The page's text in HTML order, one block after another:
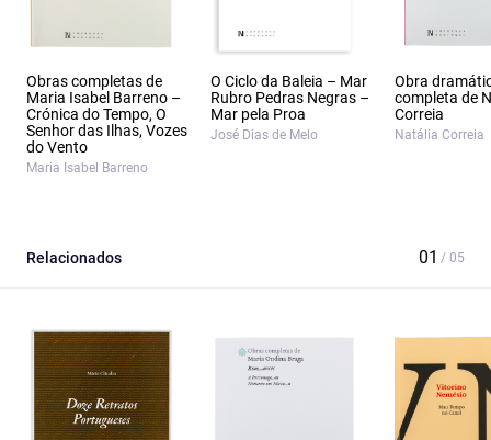
Obras completas de
Maria Isabel Barreno –
Crónica do Tempo, O
Senhor das Ilhas, Vozes
do Vento
Maria Isabel Barreno
O Ciclo da Baleia – Mar
Rubro Pedras Negras –
Mar pela Proa
José Dias de Melo
Obra
completa de
Correia
Natália Correia
Relacionados